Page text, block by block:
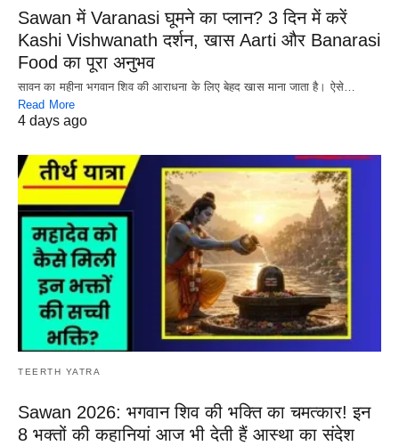
Sawan में Varanasi घूमने का प्लान? 3 दिन में करें
Kashi Vishwanath दर्शन, खास Aarti और Banarasi
Food का पूरा अनुभव
सावन का महीना भगवान शिव की आराधना के लिए बेहद खास माना जाता है। ऐसे…
Read More
4 days ago
TEERTH YATRA
Sawan 2026: भगवान शिव की भक्ति का चमत्कार! इन
8 भक्तों की कहानियां आज भी देती हैं आस्था का संदेश